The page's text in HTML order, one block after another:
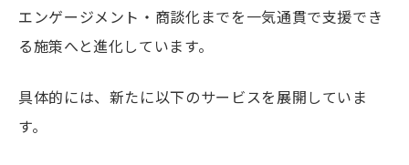
エンゲージメント・商談化までを一気通貫で支援でき
る施策へと進化しています。
具体的には、新たに以下のサービスを展開していま
す。